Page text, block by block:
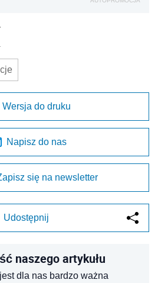
Wersja do druku
Napisz do nas
się na newsletter
Udostępnij
naszego artykułu
dla nas bardzo ważna